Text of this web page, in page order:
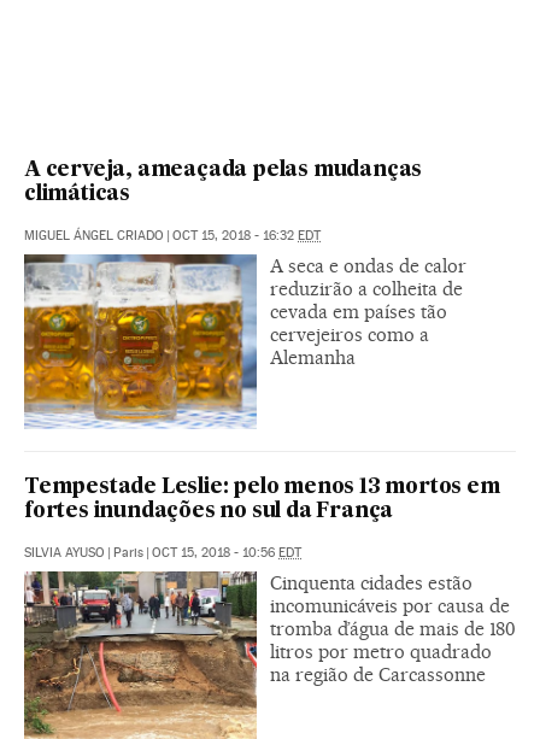
A cerveja, ameaçada pelas mudanças
climáticas
MIGUEL ÁNGEL CRIADO | OCT 15, 2018 - 16:32 EDT
A seca e ondas de calor
reduzirão a colheita de
cevada em países tão
cervejeiros como a
Alemanha
Tempestade Leslie: pelo menos 13 mortos em
fortes inundações no sul da França
SILVIA AYUSO | Paris | OCT 15, 2018 - 10:56 EDT
Cinquenta cidades estão
incomunicáveis por causa de
tromba d’água de mais de 180
litros por metro quadrado
na região de Carcassonne